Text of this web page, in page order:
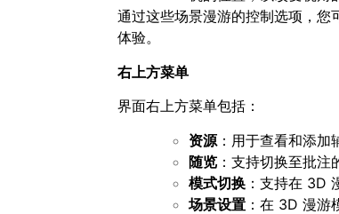
通过这些场景漫游的控制选项，您
体验。
右上方菜单
界面右上方菜单包括：
资源 ：用于查看和添加
随览 ：支持切换至批注
模式切换 ：支持在 3D
场景设置 ：在 3D 漫游